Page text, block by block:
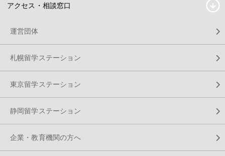
アクセス・相談窓口
運営団体
札幌留学ステーション
東京留学ステーション
静岡留学ステーション
企業・教育機関の方へ